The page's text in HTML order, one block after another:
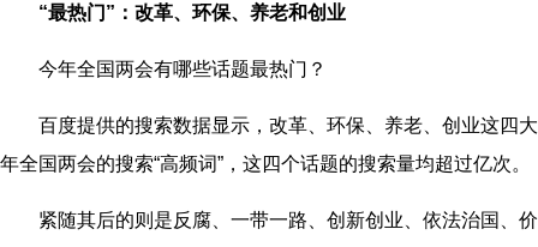
“最热门”：改革、环保、养老和创业
今年全国两会有哪些话题最热门？
百度提供的搜索数据显示，改革、环保、养老、创业这四
年全国两会的搜索“高频词”，这四个话题的搜索量均超过亿次。
紧随其后的则是反腐、一带一路、创新创业、依法治国、